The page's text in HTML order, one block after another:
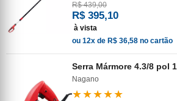
R$ 439,00
R$ 395,10
à vista
ou 12x de R$ 36,58 no cartão
Serra Mármore 4.3/8 pol
Nagano
★★★★★